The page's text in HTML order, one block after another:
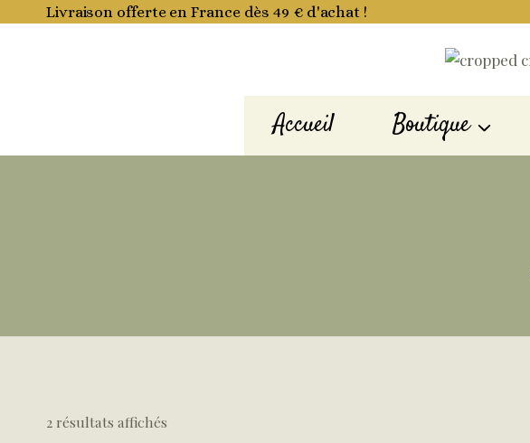
Livraison offerte en France dès 49 € d'achat !
Accueil Boutique
2 résultats affichés